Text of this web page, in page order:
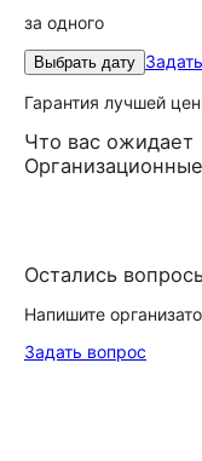
за одного
Выбрать дату
Гарантия лучшей
Что вас ожидает
Остались
Напишите
Задать вопрос